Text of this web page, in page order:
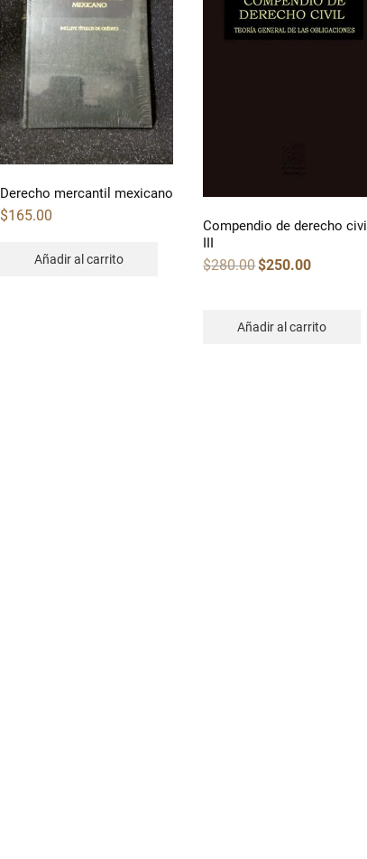
Derecho mercantil mexicano
$165.00
Añadir al carrito
Compendio de derecho civil
III
$280.00 Original
price
$250.00Current
Añadir al carrito